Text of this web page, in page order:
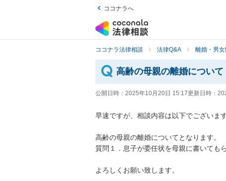
ココナラへ
ココナラ法律相談 法律Q&A 離婚・男
高齢の母親の離婚について
公開日時： 2025年10月20日 15:17更新日時：
早速ですが、相談内容は以下でございます
高齢の母親の離婚についてとなります。
質問１．息子が委任状を母親に書いても
よろしくお願い致します。